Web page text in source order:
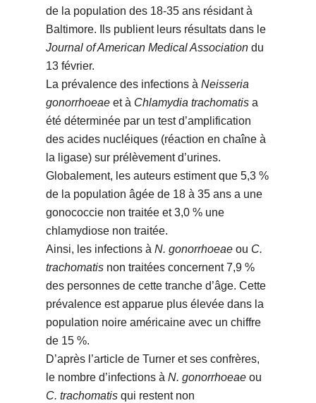
de la population des 18-35 ans résidant à
Baltimore. Ils publient leurs résultats dans le
Journal of American Medical Associationdu
13 février.
La prévalence des infections à Neisseria
gonorrhoeaeet à Chlamydia trachomatisa
été déterminée par un test d’amplification
des acides nucléiques (réaction en chaîne à
la ligase) sur prélèvement d’urines.
Globalement, les auteurs estiment que 5,3 %
de la population âgée de 18 à 35 ans a une
gonococcie non traitée et 3,0 % une
chlamydiose non traitée.
Ainsi, les infections à N. gonorrhoeaeou C.
trachomatisnon traitées concernent 7,9 %
des personnes de cette tranche d’âge. Cette
prévalence est apparue plus élevée dans la
population noire américaine avec un chiffre
de 15 %.
D’après l’article de Turner et ses confrères,
le nombre d’infections à N. gonorrhoeaeou
C. trachomatisqui restent non